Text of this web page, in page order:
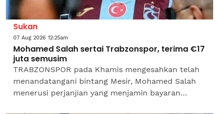
Sukan
07 Aug 2026 12:25am
Mohamed Salah sertai Trabzonspor, terima €17
juta semusim
TRABZONSPOR pada Khamis mengesahkan telah
menandatangani bintang Mesir, Mohamed Salah
menerusi perjanjian yang menjamin bayaran